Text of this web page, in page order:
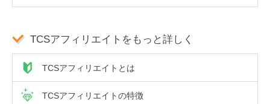
TCSアフィリエイトをもっと詳しく
TCSアフィリエイトとは
TCSアフィリエイトの特徴